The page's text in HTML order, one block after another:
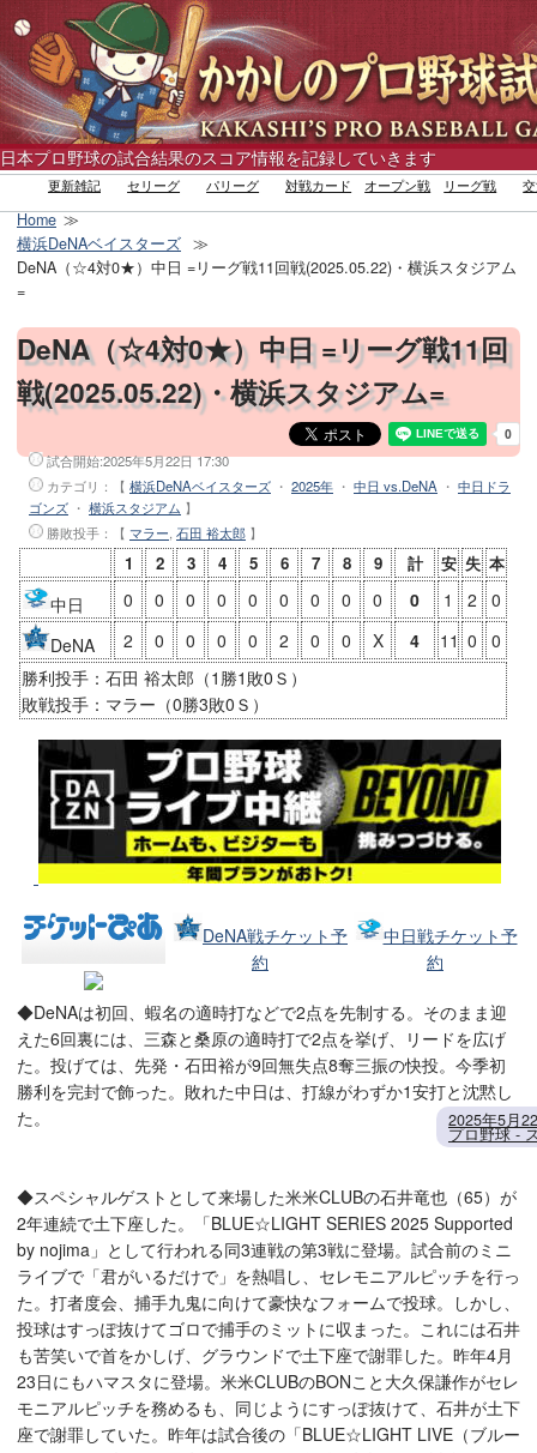
日本プロ野球の試合結果のスコア情報を記録していきます
更新雑記 セリーグ パリーグ 対戦カード オープン戦 リーグ戦
Home
横浜DeNAベイスターズ
DeNA（☆4対0★）中日 =リーグ戦11回戦(2025.05.22)・横浜スタジアム
=
DeNA（☆4対0★）中日 =リーグ戦11回
戦(2025.05.22)・横浜スタジアム=
試合開始:2025年5月22日 17:30
カテゴリ：【 横浜DeNAベイスターズ ・ 2025年 ・ 中日 vs.DeNA ・ 中日ドラ
ゴンズ ・ 横浜スタジアム 】
勝敗投手 ：【 マラー, 石田 裕太郎 】
1 2 3 4 5 6 7 8 9 計 安 失 本
中日 0 0 0 0 0 0 0 0 0 0 1 2
0
DeNA
2 0 0 0 0 2 0 0 X 4 11 0
0
勝利投手：石田 裕太郎（1勝1敗0Ｓ）
敗戦投手：マラー（0勝3敗0Ｓ）
DeNA戦チケット予
約
中日戦チケット予
約
◆DeNAは初回、蝦名の適時打などで2点を先制する。そのまま迎
えた6回裏には、三森と桑原の適時打で2点を挙げ、リードを広げ
た。投げては、先発・石田裕が9回無失点8奪三振の快投。今季初
勝利を完封で飾った。敗れた中日は、打線がわずか1安打と沈黙し
た。
2025年5月
プロ野球 -
◆スペシャルゲストとして来場した米米CLUBの石井竜也（65）が
2年連続で土下座した。「BLUE☆LIGHT SERIES 2025 Supported
by nojima」として行われる同3連戦の第3戦に登場。試合前のミニ
ライブで「君がいるだけで」を熱唱し、セレモニアルピッチを行っ
た。打者度会、捕手九鬼に向けて豪快なフォームで投球。しかし、
投球はすっぽ抜けてゴロで捕手のミットに収まった。これには石井
も苦笑いで首をかしげ、グラウンドで土下座で謝罪した。昨年4月
23日にもハマスタに登場。米米CLUBのBONこと大久保謙作がセレ
モニアルピッチを務めるも、同じようにすっぽ抜けて、石井が土下
座で謝罪していた。昨年は試合後の「BLUE☆LIGHT LIVE（ブルー